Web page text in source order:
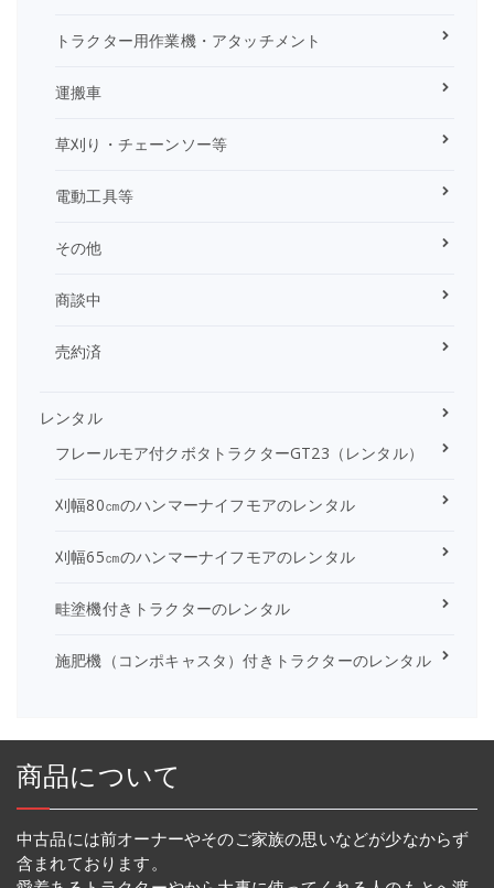
トラクター用作業機・アタッチメント
運搬車
草刈り・チェーンソー等
電動工具等
その他
商談中
売約済
レンタル
フレールモア付クボタトラクターGT23（レンタル）
刈幅80㎝のハンマーナイフモアのレンタル
刈幅65㎝のハンマーナイフモアのレンタル
畦塗機付きトラクターのレンタル
施肥機（コンポキャスタ）付きトラクターのレンタル
商品について
中古品には前オーナーやそのご家族の思いなどが少なからず
含まれております。